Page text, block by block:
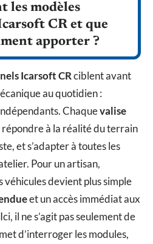
les modèles
CR et que
apporter ?
Icarsoft CRciblent avant
au quotidien :
Chaquevalise
répondre à la réalité du terrain
et s’adapter à toutes les
Pour un artisan,
devient plus simple
et un accès immédiat aux
il ne s’agit pas seulement de
d’interroger les modules,